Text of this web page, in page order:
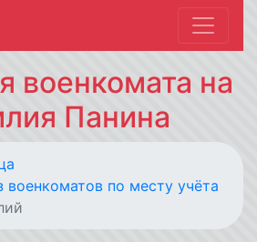
военкомата на
Панина
военкоматов по месту учёта